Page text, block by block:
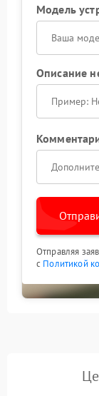
Модель
Описание
Отправляя
с Политикой